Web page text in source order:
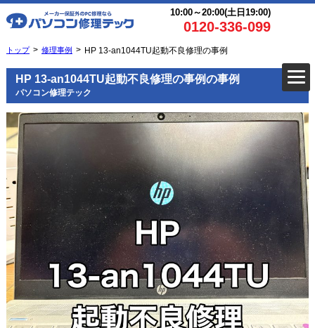
10:00～20:00(土日19:00)
0120-336-099
トップ 修理事例 HP 13-an1044TU起動不良修理の事例
HP 13-an1044TU起動不良修理の事例の事例
パソコン修理テック